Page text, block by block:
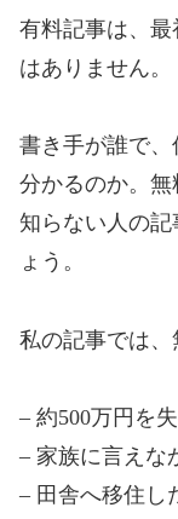
有料記事は、
はありません。
書き手が誰で
分かるのか。無
知らない人の
ょう。
私の記事では、
– 約500万円を
– 家族に言えな
– 田舎へ移住し